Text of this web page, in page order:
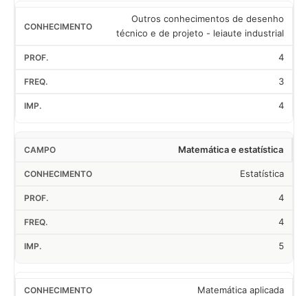
Outros conhecimentos de desenho
técnico e de projeto - leiaute industrial
4
3
4
Matemática e estatística
Estatística
4
4
5
Matemática aplicada